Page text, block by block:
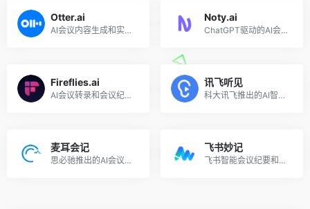
Otter.ai
AI会议内容生成和实时转录
Noty.ai
ChatGPT驱动的AI会议转录工具
Fireflies.ai
AI会议转录和会议纪要生成工具
讯飞听见
科大讯飞推出的AI智能会议系统，实时字幕、实时翻译、自动生成会议记录
麦耳会记
思必驰推出的AI会议助手，语音转文字、字幕同传、AI摘要
飞书妙记
飞书智能会议纪要和快捷语音识别转文字